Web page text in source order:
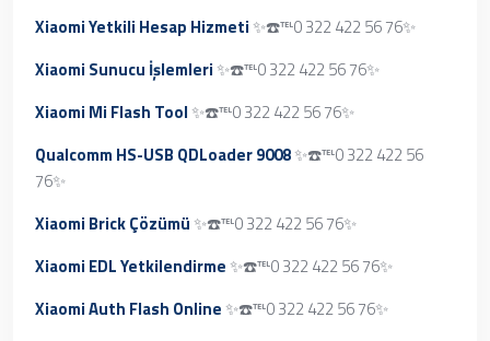
Xiaomi Yetkili Hesap Hizmeti✨☎️℡0 322 422 56 76✨
Xiaomi Sunucu İşlemleri✨☎️℡0 322 422 56 76✨
Xiaomi Mi Flash Tool✨☎️℡0 322 422 56 76✨
Qualcomm HS-USB QDLoader 9008✨☎️℡0 322 422 56
76✨
Xiaomi Brick Çözümü✨☎️℡0 322 422 56 76✨
Xiaomi EDL Yetkilendirme✨☎️℡0 322 422 56 76✨
Xiaomi Auth Flash Online✨☎️℡0 322 422 56 76✨